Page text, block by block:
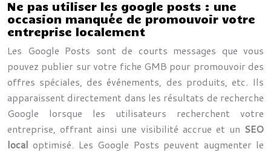
Ne pas utiliser les google posts : une
occasion manquée de promouvoir votre
entreprise localement
Les Google Posts sont de courts messages que vous
pouvez publier sur votre fiche GMB pour promouvoir des
offres spéciales, des événements, des produits, etc. Ils
apparaissent directement dans les résultats de recherche
Google lorsque les utilisateurs recherchent votre
entreprise, offrant ainsi une visibilité accrue et un SEO
localoptimisé. Les Google Posts peuvent augmenter le